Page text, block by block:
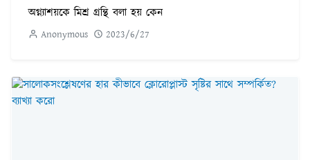
অগ্ন্যাশয়কে মিশ্র গ্রন্থি বলা হয় কেন
Anonymous 2023/6/27